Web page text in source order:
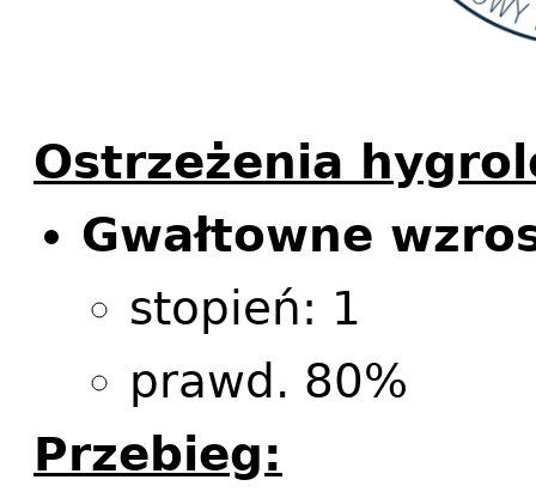
Ostrzeżenia
Gwałtowne
stopień: 1
prawd. 80%
Przebieg: